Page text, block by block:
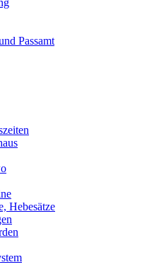
Passamt
Hebesätze